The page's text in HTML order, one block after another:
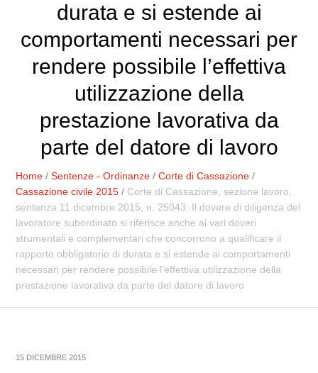
durata e si estende ai
comportamenti necessari per
rendere possibile l’effettiva
utilizzazione della
prestazione lavorativa da
parte del datore di lavoro
Home /Sentenze - Ordinanze /Corte di Cassazione /
Cassazione civile 2015 / Corte di Cassazione, sezione lavoro,
sentenza 11 dicembre 2015, n. 25043. Il dovere di diligenza del
lavoratore subordinato si riferisce anche ai vari doveri
strumentali e complementari che concorrono a qualificare il
rapporto obbligatorio di durata e si estende ai comportamenti
necessari per rendere possibile l’effettiva utilizzazione della
prestazione lavorativa da parte del datore di lavoro
15 DICEMBRE 2015